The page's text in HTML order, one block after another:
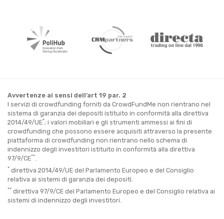
Avvertenze ai sensi dell’art 19 par. 2
I servizi di crowdfunding forniti da CrowdFundMe non rientrano nel
sistema di garanzia dei depositi istituito in conformità alla direttiva
2014/49/UE*; i valori mobiliari e gli strumenti ammessi ai fini di
crowdfunding che possono essere acquisiti attraverso la presente
piattaforma di crowdfunding non rientrano nello schema di
indennizzo degli investitori istituito in conformità alla direttiva
97/9/CE**
* direttiva 2014/49/UE del Parlamento Europeo e del Consiglio
relativa ai sistemi di garanzia dei depositi.
** direttiva 97/9/CE del Parlamento Europeo e del Consiglio relativa ai
sistemi di indennizzo degli investitori.